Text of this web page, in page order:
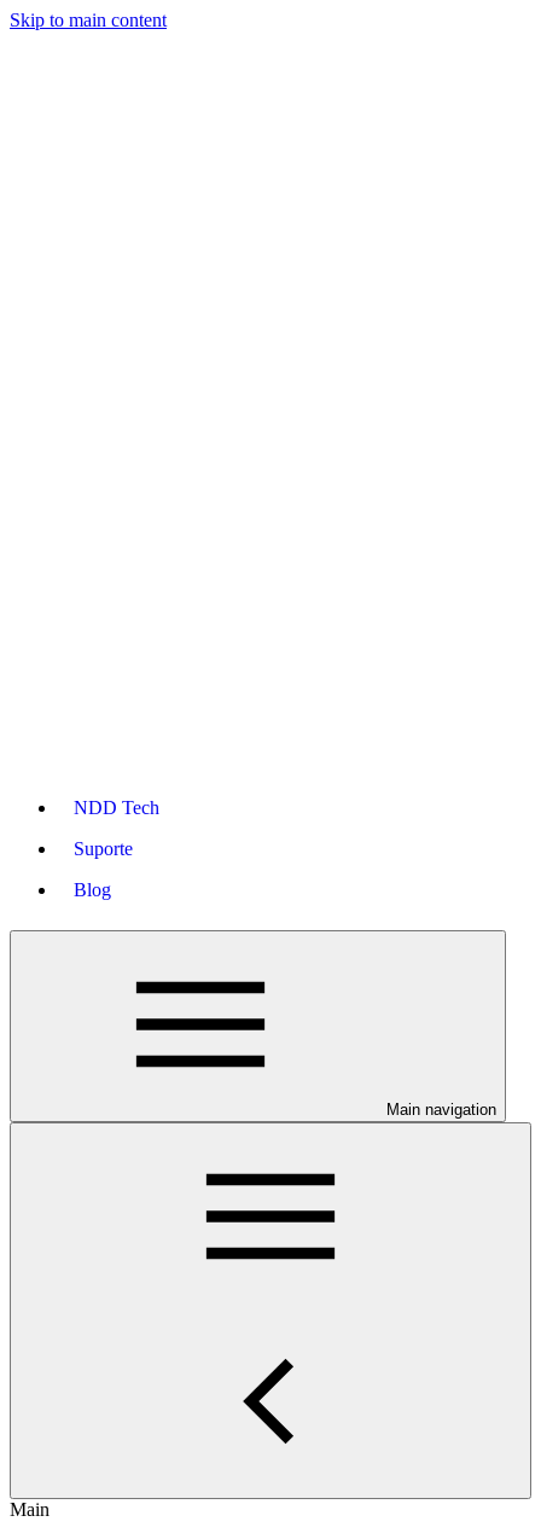
Skip to main content
NDD Tech
Suporte
Blog
Main navigation
Main